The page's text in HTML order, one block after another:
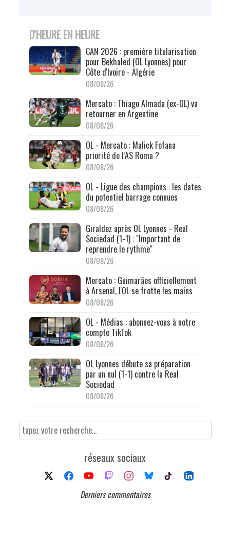
D'HEURE EN HEURE
CAN 2026 : première titularisation
pour Bekhaled (OL Lyonnes) pour
Côte d'Ivoire - Algérie
08/08/26
Mercato : Thiago Almada (ex-OL) va
retourner en Argentine
08/08/26
OL - Mercato : Malick Fofana
priorité de l’AS Roma ?
08/08/26
OL - Ligue des champions : les dates
du potentiel barrage connues
08/08/26
Giraldez après OL Lyonnes - Real
Sociedad (1-1) : "Important de
reprendre le rythme"
08/08/26
Mercato : Guimarães officiellement
à Arsenal, l'OL se frotte les mains
08/08/26
OL - Médias : abonnez-vous à notre
compte TikTok
08/08/26
OL Lyonnes débute sa préparation
par un nul (1-1) contre la Real
Sociedad
08/08/26
réseaux sociaux
Derniers commentaires